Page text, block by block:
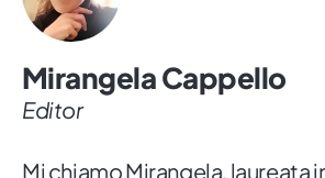
Mirangela Cappello
Editor
Mi chiamo Mirangela, laureata